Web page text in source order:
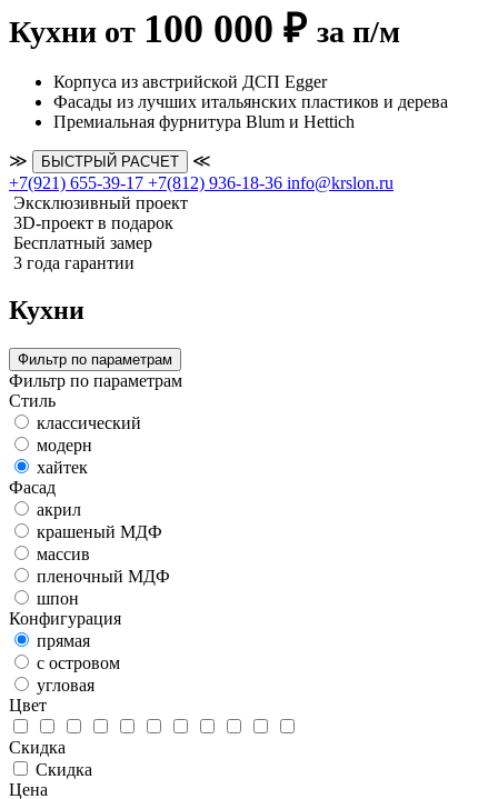
Кухни от 100 000 ₽ за п/м
Корпуса из австрийской ДСП Egger
Фасады из лучших итальянских пластиков и дерева
Премиальная фурнитура Blum и Hettich
≫ БЫСТРЫЙ РАСЧЕТ
≪
+7(921) 655-39-17 +7(812) 936-18-36 info@krslon.ru
Эксклюзивный проект
3D-проект в подарок
Бесплатный замер
3 года гарантии
Кухни
Фильтр по параметрам
Фильтр по параметрам
Стиль
классический
модерн
хайтек
Фасад
акрил
крашеный МДФ
массив
пленочный МДФ
шпон
Конфигурация
прямая
с островом
угловая
Цвет
Скидка
Скидка
Цена